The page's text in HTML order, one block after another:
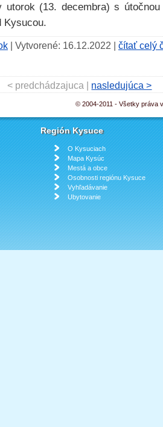
utorok (13. decembra) s
Kysucou.
| Vytvorené: 16.12.2022 | čítať celý
< predchádzajuca | nasledujúca >
© 2004-2011 - Všetky práva
Región Kysuce
O Kysuciach
Mapa Kysúc
Mestá a obce
Osobnosti regiónu Kysuce
Vyhľadávanie
Ubytovanie